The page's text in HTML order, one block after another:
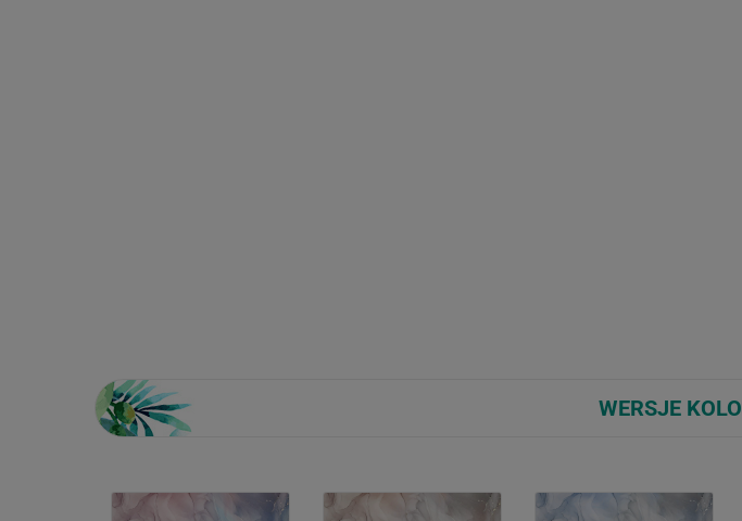
WERSJE